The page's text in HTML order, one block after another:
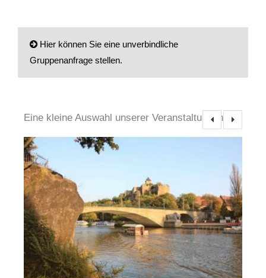
Hier können Sie eine unverbindliche
Gruppenanfrage stellen.
Ihr Name / Ansprechpartner (Pflichtfeld)
Ihre E-Mail-Adresse (Pflichtfeld)
Ihre Telefon-Nr.(Pflichtfeld)
Eine kleine Auswahl unserer Veranstaltungen